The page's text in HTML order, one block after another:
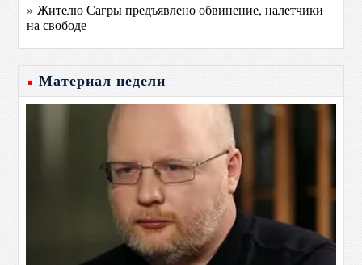
» Жителю Сагры предъявлено обвинение, налетчики
на свободе
Материал недели